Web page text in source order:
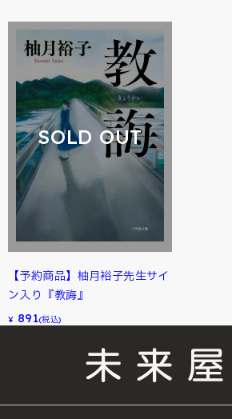
SOLD OUT
【予約商品】柚月裕子先生サイ
ン入り『教誨』
¥ 891(税込)